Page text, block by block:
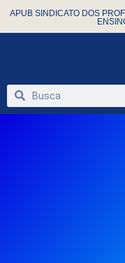
APUB SINDICATO DOS